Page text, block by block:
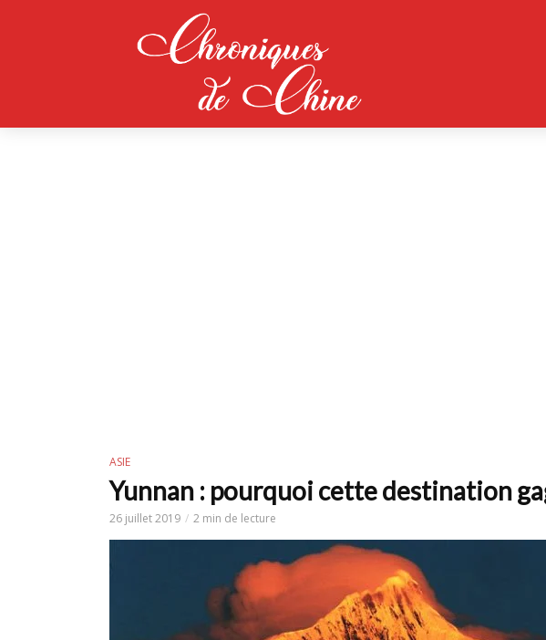
ASIE
Yunnan : pourquoi cette destination
26 juillet 2019 2 min de lecture